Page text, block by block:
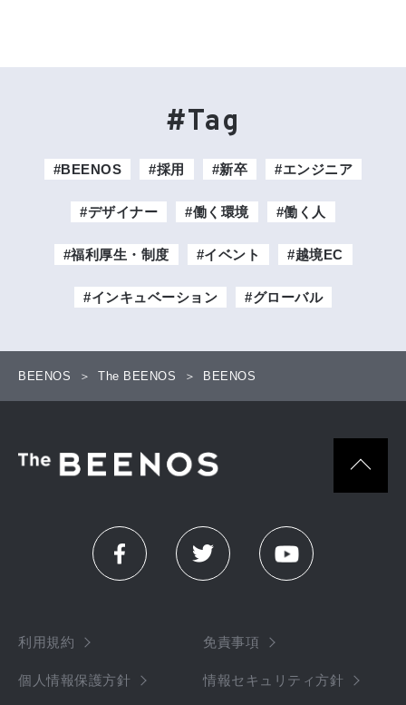
#Tag
#BEENOS #採用 #新卒 #エンジニア
#デザイナー #働く環境 #働く人
#福利厚生・制度 #イベント #越境EC
#インキュベーション #グローバル
BEENOS The BEENOS BEENOS
利用規約 免責事項
個人情報保護方針 情報セキュリティ方針